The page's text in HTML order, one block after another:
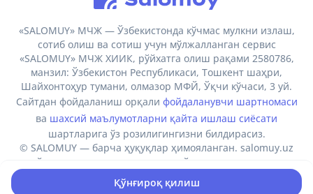
Қўнғироқ қилиш
«SALOMUY» МЧЖ — Ўзбекистонда кўчмас мулкни излаш,
сотиб олиш ва сотиш учун мўлжалланган сервис
«SALOMUY» МЧЖ ХИИК, рўйхатга олиш рақами 2580786,
манзил: Ўзбекистон Республикаси, Тошкент шаҳри,
Шайхонтоҳур тумани, олмазор МФЙ, Ўқчи кўчаси, 3 уй.
Сайтдан фойдаланиш орқали фойдаланувчи шартномаси
ва шахсий маълумотларни қайта ишлаш сиёсати
шартларига ўз розилигингизни билдирасиз.
© SALOMUY — барча ҳуқуқлар ҳимояланган. salomuy.uz
сайтидаги маълумотларни намойиш этиш, нусхалаш,
кўпайтириш, тарқатиш ва бошқа тарзда фойдаланиш
фақат ҳавола кўрсатилган ҳолда амалга оширилиши